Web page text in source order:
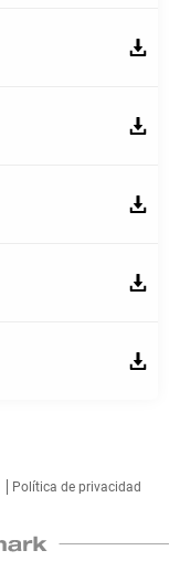
Política de privacidad